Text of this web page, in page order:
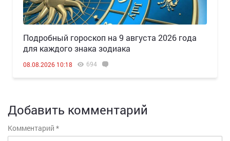
Подробный гороскоп на 9 августа 2026 года
для каждого знака зодиака
08.08.2026 10:18 694
Добавить комментарий
Комментарий *